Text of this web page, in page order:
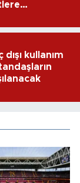
dışı kullanım